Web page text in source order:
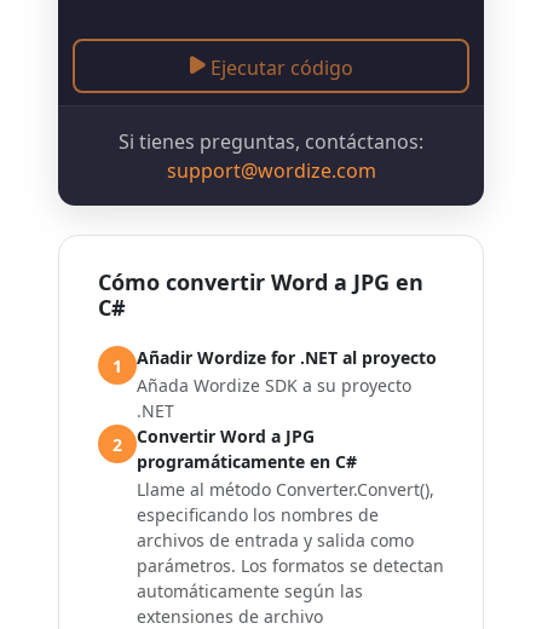
Ejecutar código
Si tienes preguntas, contáctanos:
support@wordize.com
Cómo convertir Word a JPG en
C#
1
Añadir Wordize for .NET al proyecto
Añada Wordize SDK a su proyecto
.NET
2
Convertir Word a JPG
programáticamente en C#
Llame al método Converter.Convert(),
especificando los nombres de
archivos de entrada y salida como
parámetros. Los formatos se detectan
automáticamente según las
extensiones de archivo